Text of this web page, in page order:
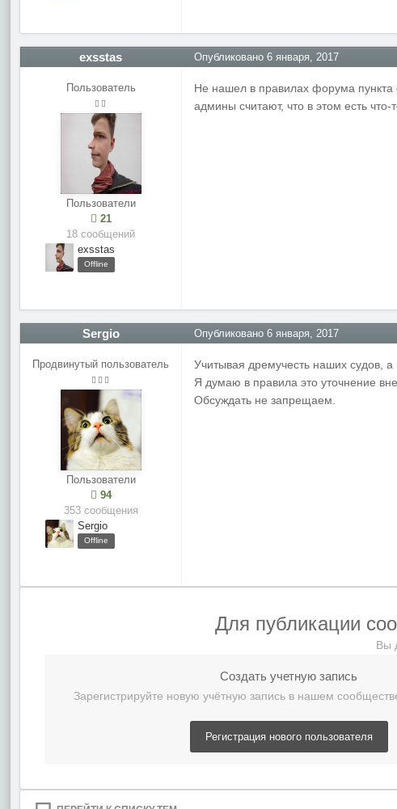
exsstas
Пользователь
Пользователи
21
18 сообщений
exsstas
Offline
Опубликовано6 января, 2017
Не нашел в правилах форума пункта
админы считают, что в этом есть что-
Sergio
Продвинутый пользователь
Пользователи
94
353 сообщения
Sergio
Offline
Опубликовано6 января, 2017
Учитывая дремучесть наших судов,
Я думаю в правила это уточнение
Обсуждать не запрещаем.
Для публикации
Вы
Создать учетную запись
Зарегистрируйте новую учётную запись в нашем
Регистрация нового пользователя